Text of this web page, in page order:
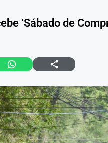
‘Sábado de